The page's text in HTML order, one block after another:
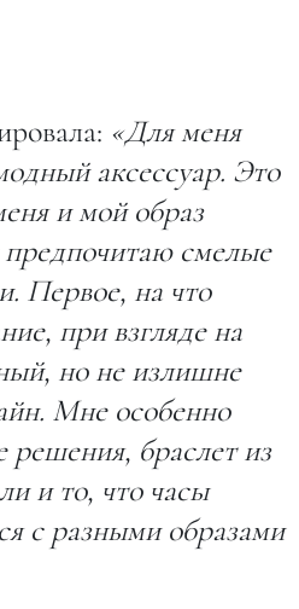
«Для меня
аксессуар. Это
и мой образ
смелые
Первое, на что
при взгляде на
но не излишне
Мне особенно
решения, браслет из
и то, что часы
с разными образами